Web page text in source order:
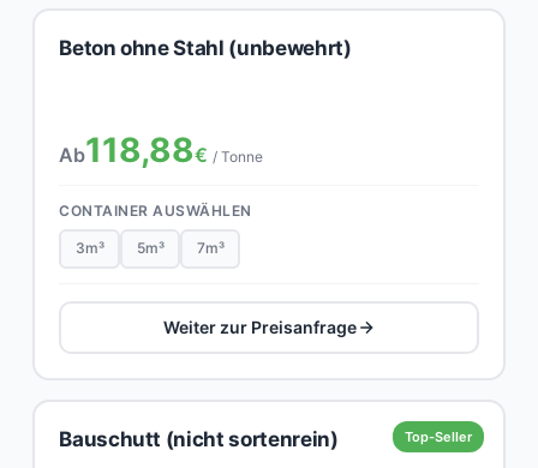
Beton ohne Stahl (unbewehrt)
Ab118,88€ / Tonne
CONTAINER AUSWÄHLEN
3m³ 5m³ 7m³
Weiter zur Preisanfrage
Top-Seller
Bauschutt (nicht sortenrein)